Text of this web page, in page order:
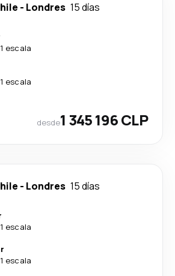
- Londres 15 días
1 escala
1 escala
desde1 345 196 CLP
- Londres 15 días
1 escala
1 escala